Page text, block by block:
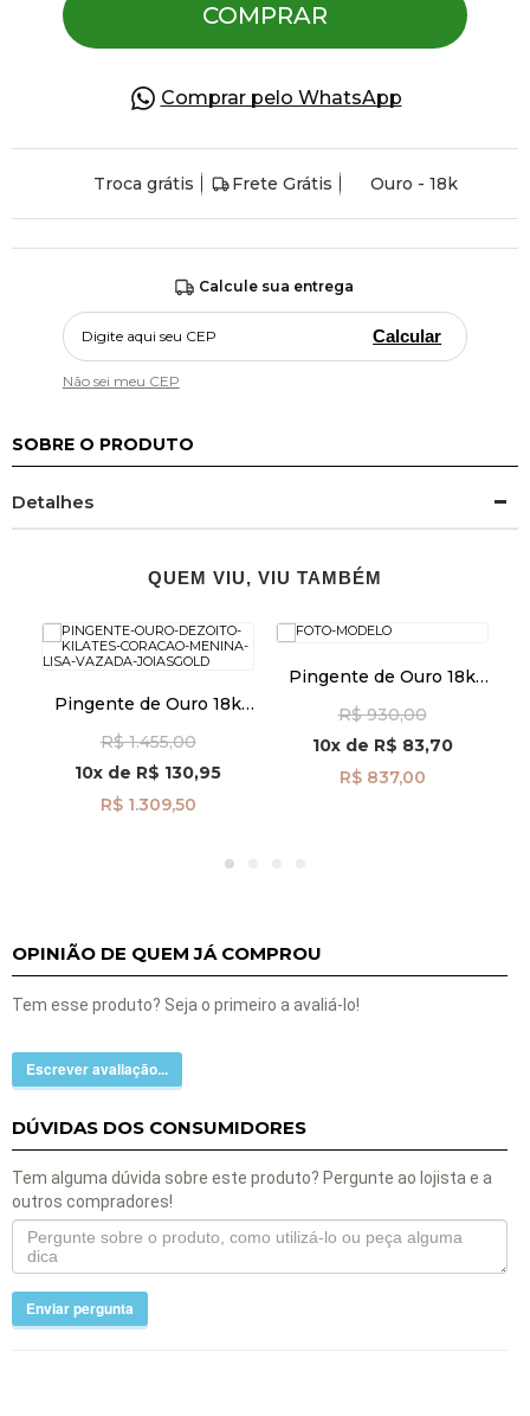
COMPRAR
Comprar pelo WhatsApp
Troca grátis Frete Grátis Ouro - 18k
Calcule sua entrega
Calcular
Não sei meu CEP
SOBRE O PRODUTO
Detalhes
QUEM VIU, VIU TAMBÉM
Pingente de Ouro 18k
Vazada pi24482
R$ 1.455,00
10x de R$ 130,95
R$ 1.309,50
Pingente de Ouro 18k
pi24480
R$ 930,00
10xde R$ 83,70
R$ 837,00
OPINIÃO DE QUEM JÁ COMPROU
Tem esse produto? Seja o primeiro a avaliá-lo!
Escrever avaliação...
DÚVIDAS DOS CONSUMIDORES
Tem alguma dúvida sobre este produto? Pergunte ao lojista e a
outros compradores!
Enviar pergunta
OFERTAS